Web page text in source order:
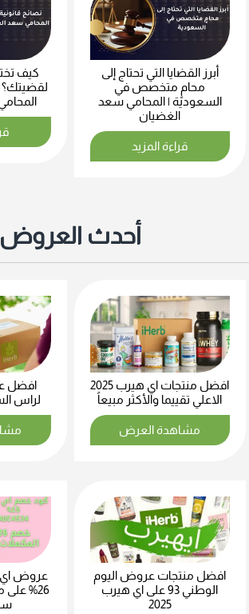
أبرز القضايا التي تحتاج إلى
محامٍ متخصص في
السعودية | المحامي سعد
الغضيان
قراءة المزيد
كيف
لقضيتك؟
أحدث العروض
افضل منتجات اي هيرب 2025
الاعلي تقييما والأكثر مبيعاً
مشاهدة العرض
افضل
لراس السنة
افضل منتجات عروض اليوم
الوطني 93 على اي هيرب
2025
عروض اي